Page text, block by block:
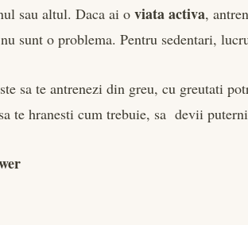
sau altul. Daca ai oviata activa,
sunt o problema. Pentru sedentari,
sa te antrenezi din greu, cu greutati
te hranesti cum trebuie, sa devii